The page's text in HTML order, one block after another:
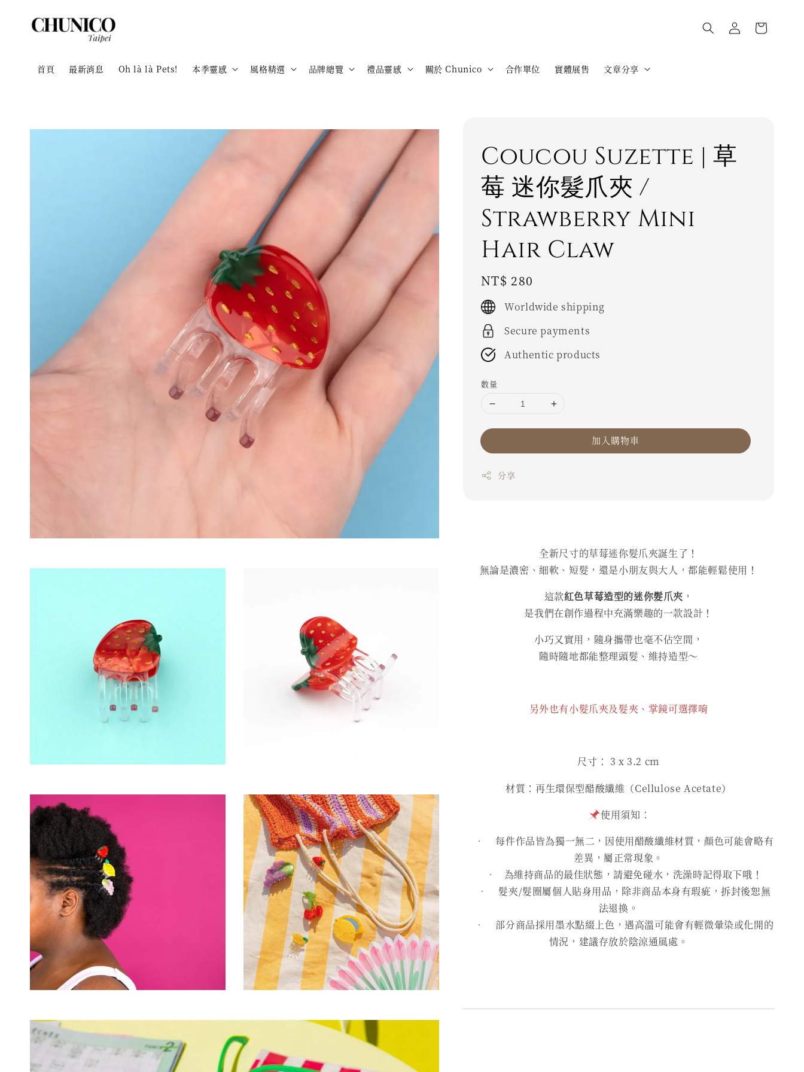
首頁 最新消息 Oh là là Pets! 本季靈感 風格精選 品牌總覽 禮品靈感 關於 Chunico 合作單位 實體展售 文章分享
Coucou Suzette | 草
莓 迷你髮爪夾 /
Strawberry Mini
Hair Claw
Regular
price
NT$ 280
Worldwide shipping
Secure payments
Authentic products
數量
加入購物車
分享
全新尺寸的草莓迷你髮爪夾誕生了！
無論是濃密、細軟、短髮，還是小朋友與大人，都能輕鬆使用！
這款紅色草莓造型的迷你髮爪夾 ，
是我們在創作過程中充滿樂趣的一款設計！
小巧又實用，隨身攜帶也毫不佔空間，
隨時隨地都能整理頭髮、維持造型～
另外也有小髮爪夾及髮夾、掌鏡可選擇唷
尺寸： 3 x 3.2 cm
材質：再生環保型醋酸纖維（Cellulose Acetate）
使用須知：
• 每件作品皆為獨一無二，因使用醋酸纖維材質，顏色可能會略有
差異，屬正常現象。
• 為維持商品的最佳狀態，請避免碰水，洗澡時記得取下哦！
• 髮夾/髮圈屬個人貼身用品，除非商品本身有瑕疵，拆封後恕無
法退換。
• 部分商品採用墨水點綴上色，遇高溫可能會有輕微暈染或化開的
情況，建議存放於陰涼通風處。